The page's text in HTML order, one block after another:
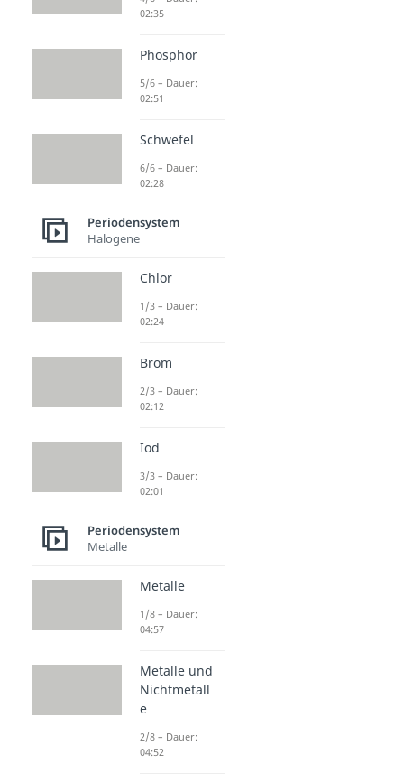
02:35
Phosphor
5/6 – Dauer:
02:51
Schwefel
6/6 – Dauer:
02:28
Periodensystem
Halogene
Chlor
1/3 – Dauer:
02:24
Brom
2/3 – Dauer:
02:12
Iod
3/3 – Dauer:
02:01
Periodensystem
Metalle
Metalle
1/8 – Dauer:
04:57
Metalle und
Nichtmetall
e
2/8 – Dauer:
04:52